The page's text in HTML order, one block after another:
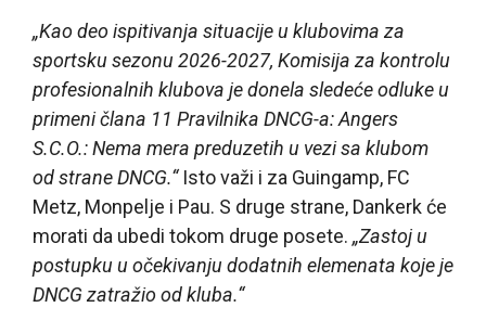
„Kao deo ispitivanja situacije u klubovima za
sportsku sezonu 2026-2027, Komisija za kontrolu
profesionalnih klubova je donela sledeće odluke u
primeni člana 11 Pravilnika DNCG-a: Angers
S.C.O.: Nema mera preduzetih u vezi sa klubom
od strane DNCG.“Isto važi i za Guingamp, FC
Metz, Monpelje i Pau. S druge strane, Dankerk će
morati da ubedi tokom druge posete. „Zastoj u
postupku u očekivanju dodatnih elemenata koje je
DNCG zatražio od kluba.“